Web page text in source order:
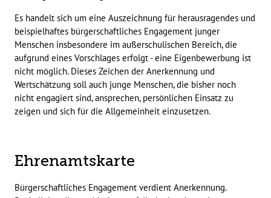
Es handelt sich um eine Auszeichnung für herausragendes und
beispielhaftes bürgerschaftliches Engagement junger
Menschen insbesondere im außerschulischen Bereich, die
aufgrund eines Vorschlages erfolgt - eine Eigenbewerbung ist
nicht möglich. Dieses Zeichen der Anerkennung und
Wertschätzung soll auch junge Menschen, die bisher noch
nicht engagiert sind, ansprechen, persönlichen Einsatz zu
zeigen und sich für die Allgemeinheit einzusetzen.
Ehrenamtskarte
Bürgerschaftliches Engagement verdient Anerkennung.